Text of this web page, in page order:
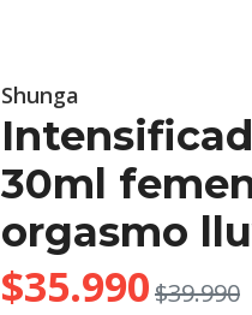
Shunga
30ml
orgasmo
$35.990$39.990